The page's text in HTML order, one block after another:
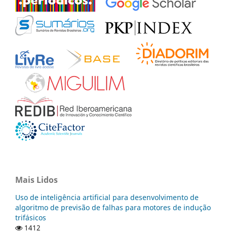
Mais Lidos
Uso de inteligência artificial para desenvolvimento de
algoritmo de previsão de falhas para motores de indução
trifásicos
1412